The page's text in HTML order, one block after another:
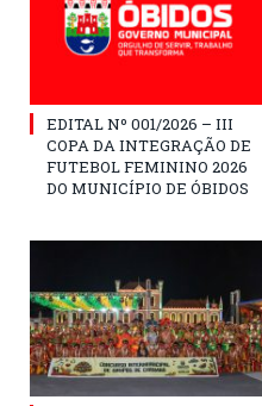
EDITAL Nº 001/2026 – III
COPA DA INTEGRAÇÃO DE
FUTEBOL FEMININO 2026
DO MUNICÍPIO DE ÓBIDOS